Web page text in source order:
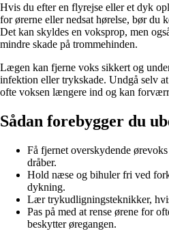
Hvis du efter en flyrejse eller et dyk
for ørerne eller nedsat hørelse, bør du
Det kan skyldes en voksprop, men
mindre skade på trommehinden.
Lægen kan fjerne voks sikkert og
infektion eller trykskade. Undgå selv
ofte voksen længere ind og kan
Sådan forebygger du
Få fjernet overskydende
dråber.
Hold næse og bihuler fri ved
dykning.
Lær trykudligningsteknikker,
Pas på med at rense ørene for
beskytter øregangen.